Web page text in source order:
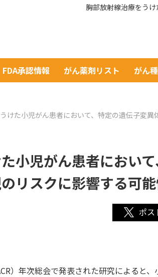
胸部放射線治療をう
FDA承認情報 がん薬剤リスト がん
けた小児がん患者において、特定の遺伝子変
小児がん患者におい
リスクに影響する可
）年次総会で発表された研究によると